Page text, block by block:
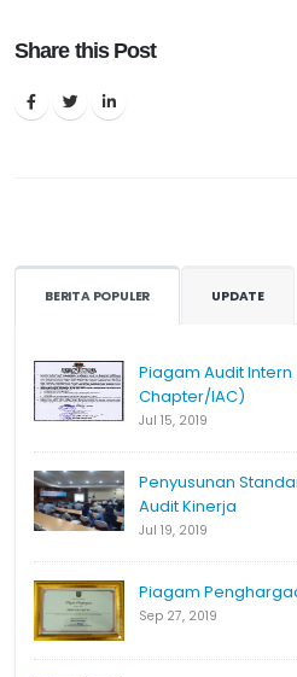
Share this Post
BERITA POPULER UPDATE
Piagam Audit
Chapter/IAC)
Jul 15, 2019
Penyusunan
Audit Kinerja
Jul 19, 2019
Piagam
Sep 27, 2019